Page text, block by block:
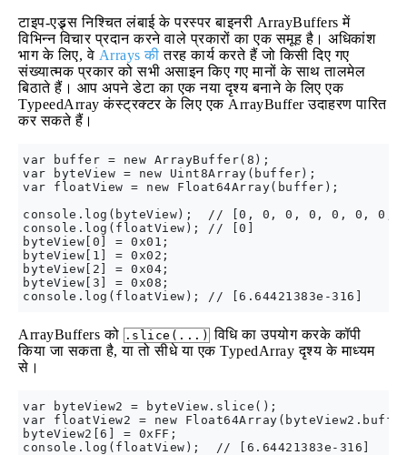
टाइप-एड्र्र्स निश्चित लंबाई के परस्पर बाइनरी ArrayBuffers में
विभिन्न विचार प्रदान करने वाले प्रकारों का एक समूह है। अधिकांश
भाग के लिए, वे Arrays की तरह कार्य करते हैं जो किसी दिए गए
संख्यात्मक प्रकार को सभी असाइन किए गए मानों के साथ तालमेल
बिठाते हैं। आप अपने डेटा का एक नया दृश्य बनाने के लिए एक
TypeedArray कंस्ट्रक्टर के लिए एक ArrayBuffer उदाहरण पारित
कर सकते हैं।
var buffer = new ArrayBuffer(8);
var byteView = new Uint8Array(buffer);
var floatView = new Float64Array(buffer);
console.log(byteView);  // [0, 0, 0, 0, 0, 0, 0,
console.log(floatView); // [0]
byteView[0] = 0x01;
byteView[1] = 0x02;
byteView[2] = 0x04;
byteView[3] = 0x08;
ArrayBuffers को .slice(...) विधि का उपयोग करके कॉपी
किया जा सकता है, या तो सीधे या एक TypedArray दृश्य के माध्यम
से।
var byteView2 = byteView.slice();
var floatView2 = new
byteView2[6] = 0xFF;
console.log(floatView);  // [6.64421383e-316]